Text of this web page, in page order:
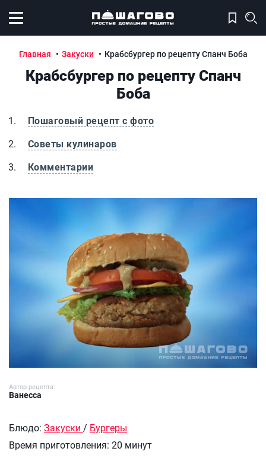
Открыть меню
Главная Закуски Крабсбургер по рецепту Спанч Боба
Крабсбургер по рецепту Спанч
Боба
Пошаговый рецепт с фото
Советы кулинаров
Комментарии
Автор рецепта:
Ванесса
Блюдо: Закуски / Бургеры
Время приготовления: 20 минут